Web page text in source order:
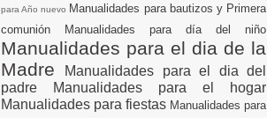
para Año nuevo Manualidades para bautizos y Primera
comunión Manualidades para día del niño
Manualidades para el dia de la
Madre
Manualidades para el dia del
padre
Manualidades para el hogar
Manualidades para fiestas Manualidades para